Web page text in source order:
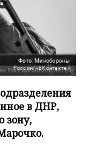
Фото: Минобороны
России/«ВКонтакте»
в ДНР,
зону,